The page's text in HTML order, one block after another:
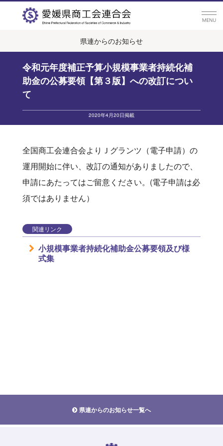
県連からのお知らせ
令和元年度補正予算小規模事業者持続化補
助金の公募要領【第３版】への改訂につい
て
2020年4月20日掲載
全国商工会連合会よりＪグランツ（電子申請）の
運用開始に伴い、改訂の通知がありましたので、
申請にあたってはご留意ください。(電子申請は必
須ではありません）
関連リンク
小規模事業者持続化補助金公募要領及び様
式集
県連からのお知らせ一覧へ